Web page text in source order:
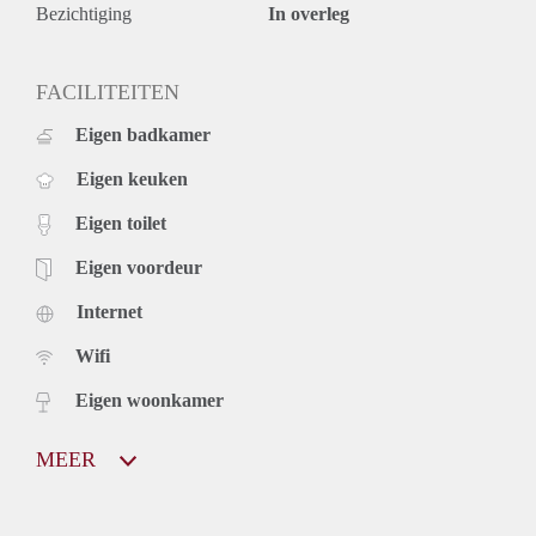
- nabij het NS-station
- videofoon installatie
Bezichtiging In overleg
FACILITEITEN
Eigen badkamer
Eigen keuken
Eigen toilet
Eigen voordeur
Internet
Wifi
Eigen woonkamer
MEER